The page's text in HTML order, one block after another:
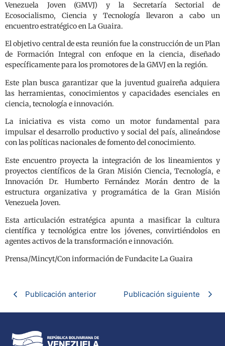
Venezuela Joven (GMVJ) y la Secretaría Sectorial de
Ecosocialismo, Ciencia y Tecnología llevaron a cabo un
encuentro estratégico en La Guaira.
El objetivo central de esta reunión fue la construcción de un Plan
de Formación Integral con enfoque en la ciencia, diseñado
específicamente para los promotores de la GMVJ en la región.
Este plan busca garantizar que la juventud guaireña adquiera
las herramientas, conocimientos y capacidades esenciales en
ciencia, tecnología e innovación.
La iniciativa es vista como un motor fundamental para
impulsar el desarrollo productivo y social del país, alineándose
con las políticas nacionales de fomento del conocimiento.
Este encuentro proyecta la integración de los lineamientos y
proyectos científicos de la Gran Misión Ciencia, Tecnología, e
Innovación Dr. Humberto Fernández Morán dentro de la
estructura organizativa y programática de la Gran Misión
Venezuela Joven.
Esta articulación estratégica apunta a masificar la cultura
científica y tecnológica entre los jóvenes, convirtiéndolos en
agentes activos de la transformación e innovación.
Prensa/Mincyt/Con información de Fundacite La Guaira
Publicación anterior Publicación siguiente